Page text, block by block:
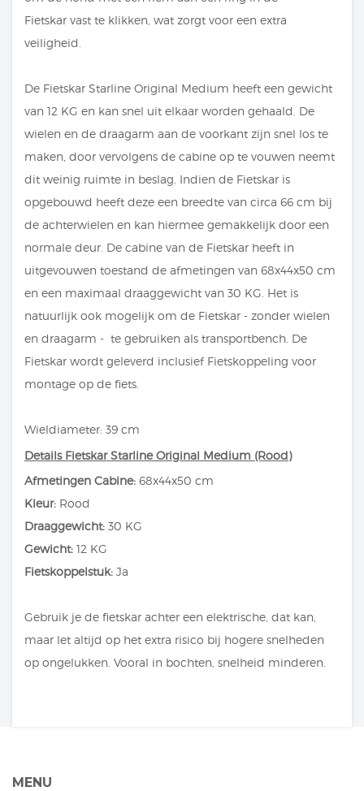
Fietskar vast te klikken, wat zorgt voor een extra
veiligheid.
De Fietskar Starline Original Medium heeft een gewicht
van 12 KG en kan snel uit elkaar worden gehaald. De
wielen en de draagarm aan de voorkant zijn snel los te
maken, door vervolgens de cabine op te vouwen neemt
dit weinig ruimte in beslag. Indien de Fietskar is
opgebouwd heeft deze een breedte van circa 66 cm bij
de achterwielen en kan hiermee gemakkelijk door een
normale deur. De cabine van de Fietskar heeft in
uitgevouwen toestand de afmetingen van 68x44x50 cm
en een maximaal draaggewicht van 30 KG. Het is
natuurlijk ook mogelijk om de Fietskar - zonder wielen
en draagarm - te gebruiken als transportbench. De
Fietskar wordt geleverd inclusief Fietskoppeling voor
montage op de fiets.
Wieldiameter: 39 cm
Details Fietskar Starline Original Medium (Rood)
Afmetingen Cabine: 68x44x50 cm
Kleur: Rood
Draaggewicht: 30 KG
Gewicht: 12 KG
Fietskoppelstuk: Ja
Gebruik je de fietskar achter een elektrische, dat kan,
maar let altijd op het extra risico bij hogere snelheden
op ongelukken. Vooral in bochten, snelheid minderen.
MENU